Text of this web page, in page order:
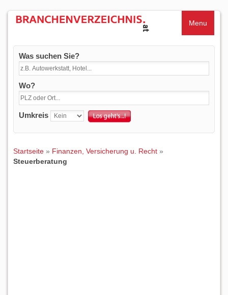
Menu
Was suchen Sie?
Wo?
Umkreis
Startseite » Finanzen, Versicherung u. Recht »
Steuerberatung